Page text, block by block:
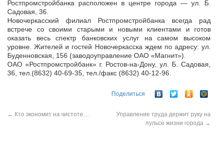
Ростпромстройбанка расположен в центре города — ул. Б.
Садовая, 36.
Новочеркасский филиал Ростпромстройбанка всегда рад
встрече со своими старыми и новыми клиентами и готов
оказать весь спектр банковских услуг на самом высоком
уровне. Жителей и гостей Новочеркасска ждем по адресу: ул.
Буденновская, 156 (заводоуправление ОАО «Магнит»).
ОАО «Ростпромстройбанк» г. Ростов-на-Дону, ул. Б. Садовая,
36, тел.(8632) 40-69-35, тел./факс (8632) 40-12-96.
Поделиться
← Кто экономит на чистоте…
Управление труда держит руку на
пульсе жизни города →